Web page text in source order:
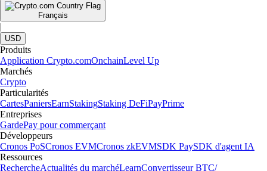
Français
|
USD
Produits
Application Crypto.comOnchainLevel Up
Marchés
Crypto
Particularités
CartesPaniersEarnStakingStaking DeFiPayPrime
Entreprises
GardePay pour commerçant
Développeurs
Cronos PoSCronos EVMCronos zkEVMSDK PaySDK d'agent IA
Ressources
RechercheActualités du marchéLearnConvertisseur BTC/